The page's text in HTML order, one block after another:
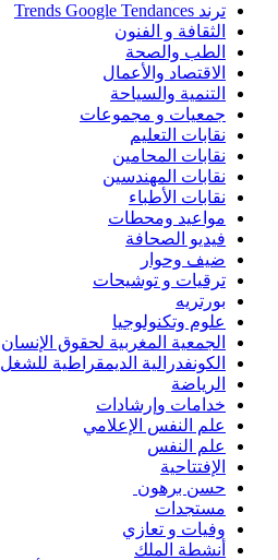
ترند Trends Google Tendances
الثقافة و الفنون
الطب والصحة
الاقتصاد والأعمال
التنمية والسياحة
جمعيات و مجموعات
نقابات التعليم
نقابات المحامين
نقابات المهندسين
نقابات الأطباء
مواعيد ومحطات
فيديو الصحافة
ضيف وحوار
ترقيات و توشيحات
بورتريه
علوم وتكنولوجيا
الجمعية المغربية لحقوق الإنسان
الكونفدرالية الديمقراطية للشغل
الرياضة
خدامات وإرشادات
علم النفس الإعلامي
علم النفس
الإفتتاحية
حسن برهون
مستجدات
وفيات و تعازي
أنشطة الملك